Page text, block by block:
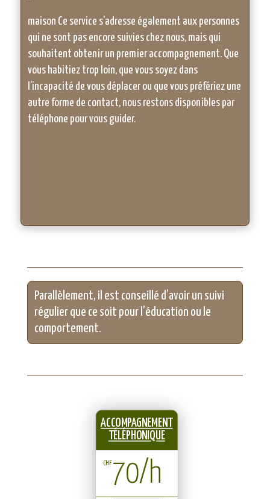
maison Ce service s’adresse également aux personnes
qui ne sont pas encore suivies chez nous, mais qui
souhaitent obtenir un premier accompagnement. Que
vous habitiez trop loin, que vous soyez dans
l’incapacité de vous déplacer ou que vous préfériez une
autre forme de contact, nous restons disponibles par
téléphone pour vous guider.
Parallèlement, il est conseillé d’avoir un suivi
régulier que ce soit pour l’éducation ou le
comportement.
ACCOMPAGNEMENT
TÉLÉPHONIQUE
CHF 70/h